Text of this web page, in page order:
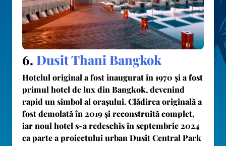
6. Dusit Thani Bangkok
Hotelul original a fost inaugurat în1970 și a fost
primul hotel de lux din Bangkok, devenind
rapid un simbol al orașului. Clădirea originală a
fost demolată în 2019 și reconstruită complet,
iar noul hotel s-a redeschis înseptembrie 2024
ca parte a proiectului urbanDusit Central Park